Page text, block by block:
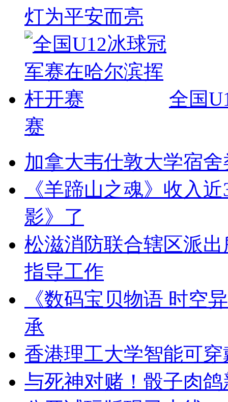
灯为平安而亮
全国
赛
加拿大韦仕敦大学宿
《羊蹄山之魂》收入
影》了
松滋消防联合辖区派
指导工作
《数码宝贝物语 时空
承
香港理工大学智能可
与死神对赌！骰子肉